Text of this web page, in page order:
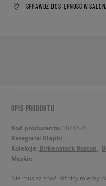
SPRAWDŹ DOSTĘPNOŚĆ W
OPIS PRODUKTU
Kod producenta: 1031676
Kategoria: Klapki
Kolekcje: Birkenstock Boston
Męskie
Nie musisz znać różnicy między